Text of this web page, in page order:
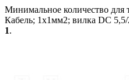
Минимальное количество для
Кабель; 1x1мм2; вилка DC
1.